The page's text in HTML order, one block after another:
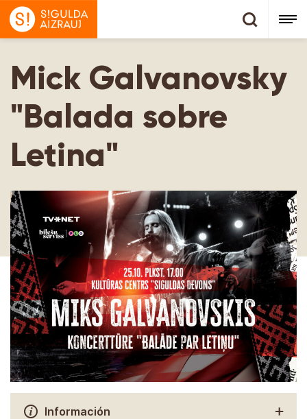
Mick Galvanovsky
"Balada sobre
Letina"
Información